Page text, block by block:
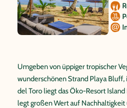
Umgeben von üppiger tropischer
wunderschönen Strand Playa Bluff,
del Toro liegt das Öko-Resort
legt großen Wert auf